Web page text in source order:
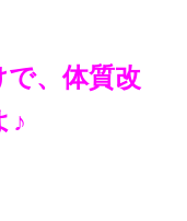
、体質改
♪